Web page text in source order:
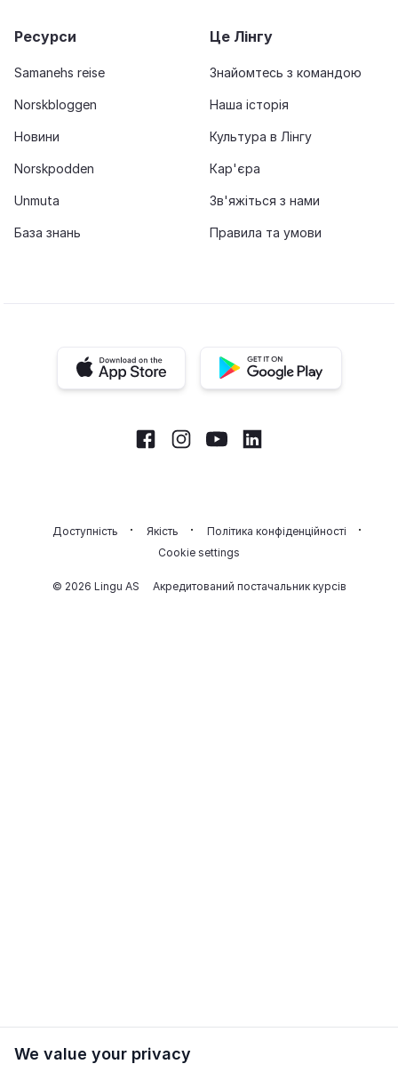
We value your privacy
Ресурси
Samanehs reise
Norskbloggen
Новини
Norskpodden
Unmuta
База знань
Це Лінгу
Знайомтесь з командою
Наша історія
Культура в Лінгу
Кар'єра
Зв'яжіться з нами
Правила та умови
iOS app Android app
FacebookInstagram
YoutubeLinkedIn
Доступність Якість
Політика конфіденційності
Cookie settings
© 2026 Lingu AS Акредитований постачальник курсів